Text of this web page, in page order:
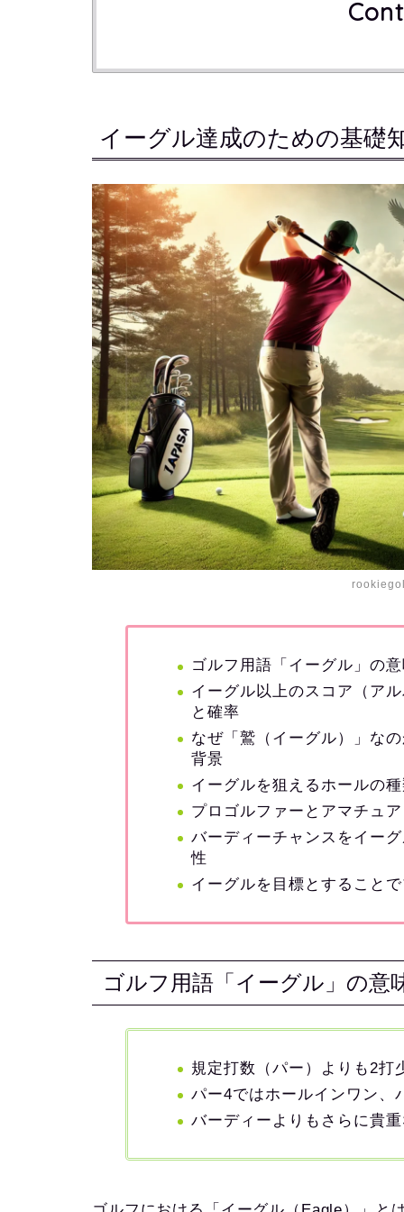
イーグル達成のための基礎
ゴルフ用語「イーグル」の
イーグル以上のスコア（ア
と確率
なぜ「鷲（イーグル）」な
背景
イーグルを狙えるホールの
プロゴルファーとアマチュ
バーディーチャンスをイー
性
イーグルを目標とすること
ゴルフ用語「イーグル」の意
規定打数（パー）よりも2打
パー4ではホールインワン、
バーディーよりもさらに貴